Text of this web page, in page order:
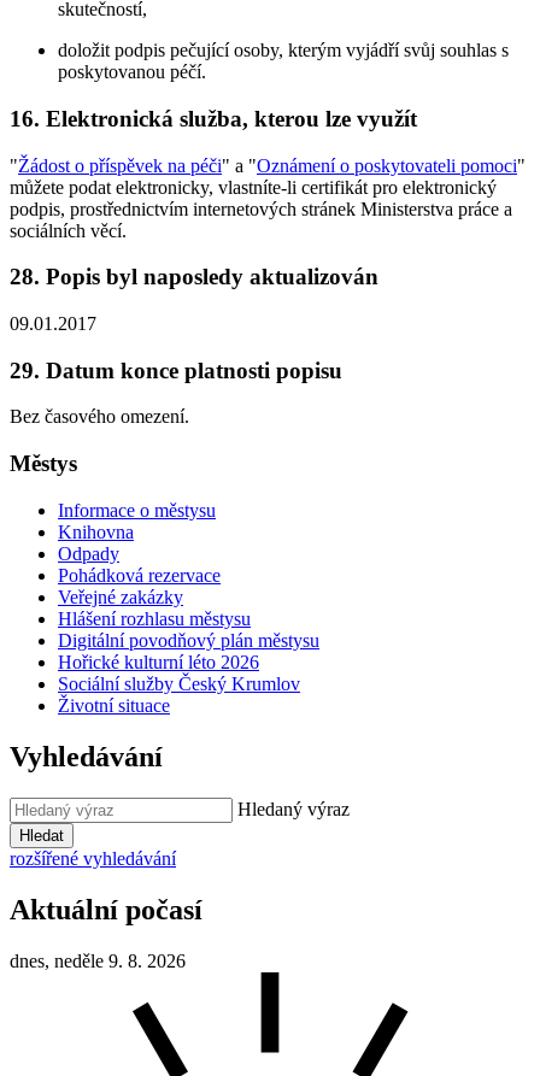
skutečností,
doložit podpis pečující osoby, kterým vyjádří svůj souhlas s
poskytovanou péčí.
16. Elektronická služba, kterou lze využít
"Žádost o příspěvek na péči" a "Oznámení o poskytovateli pomoci"
můžete podat elektronicky, vlastníte-li certifikát pro elektronický
podpis, prostřednictvím internetových stránek Ministerstva práce a
sociálních věcí.
28. Popis byl naposledy aktualizován
09.01.2017
29. Datum konce platnosti popisu
Bez časového omezení.
Městys
Informace o městysu
Knihovna
Odpady
Pohádková rezervace
Veřejné zakázky
Hlášení rozhlasu městysu
Digitální povodňový plán městysu
Hořické kulturní léto 2026
Sociální služby Český Krumlov
Životní situace
Vyhledávání
Hledaný výraz
Hledat
rozšířené vyhledávání
Aktuální počasí
dnes, neděle 9. 8. 2026